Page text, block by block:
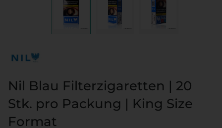
Nil Blau Filterzigaretten | 20
Stk. pro Packung | King Size
Format